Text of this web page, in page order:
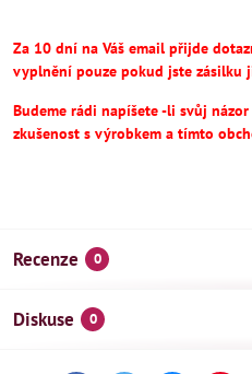
Za 10 dní na Váš email přijde
vyplnění pouze pokud jste zásilku
Budeme rádi napíšete -li svůj
zkušenost s výrobkem a tímto
Recenze 0
Diskuse 0